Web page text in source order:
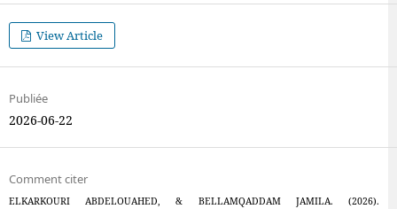
View Article
Publiée
2026-06-22
Comment citer
ELKARKOURI ABDELOUAHED, & BELLAMQADDAM JAMILA. (2026).